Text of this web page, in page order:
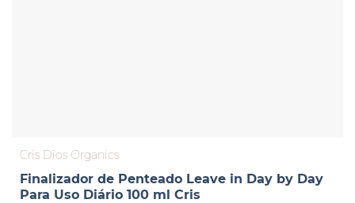
Cris Dios Organics
Finalizador de Penteado Leave in Day by Day
Para Uso Diário 100 ml Cris